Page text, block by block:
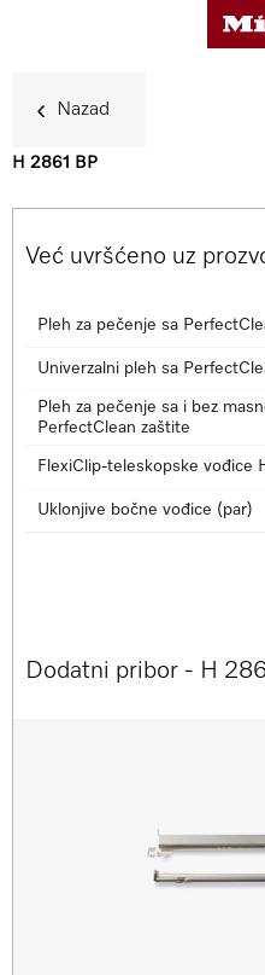
Dodatna oprema
H 2861 BP
Već uvršćeno uz
Pleh za pečenje sa
Univerzalni pleh sa
Pleh za pečenje sa i bez
PerfectClean zaštite
FlexiClip-teleskopske vođice
Uklonjive bočne vođice (par)
Dodatni pribor - H
Nazad